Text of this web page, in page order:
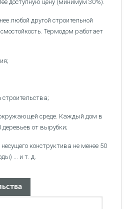
доступную цену (минимум 30%).
любой другой строительной
Термодом работает
среде. Каждый дом в
деревьев от вырубки;
конструктива не менее 50
... и т. д.